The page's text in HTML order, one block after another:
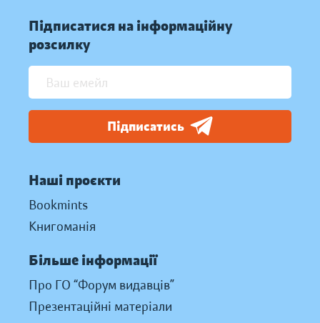
Підписатися на інформаційну
розсилку
Підписатись
Наші проєкти
Bookmints
Книгоманія
Більше інформації
Про ГО “Форум видавців”
Презентаційні матеріали